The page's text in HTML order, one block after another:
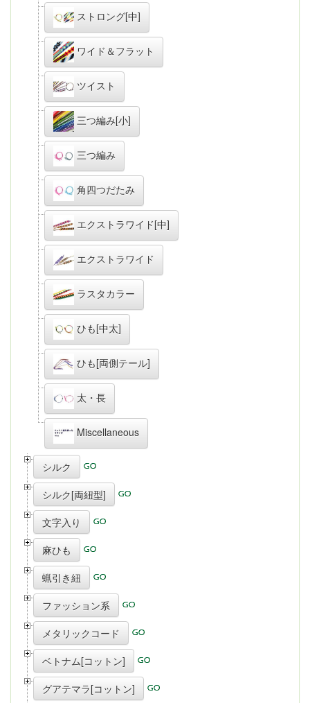
ストロング[中]
ワイド＆フラット
ツイスト
三つ編み[小]
三つ編み
角四つだたみ
エクストラワイド[中]
エクストラワイド
ラスタカラー
ひも[中太]
ひも[両側テール]
太・長
Miscellaneous
シルク
シルク[両紐型]
文字入り
麻ひも
蝋引き紐
ファッション系
メタリックコード
ベトナム[コットン]
グアテマラ[コットン]